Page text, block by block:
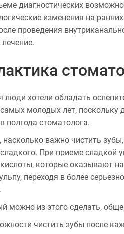
диагностических
изменения на
проведения
люди хотели обладать
молодых лет, поскольку
полгода стоматолога.
насколько важно чистить
При приеме сладкой
кислоты, которые оказывают
переходя в более
можно из этого сделать,
чистить зубы после